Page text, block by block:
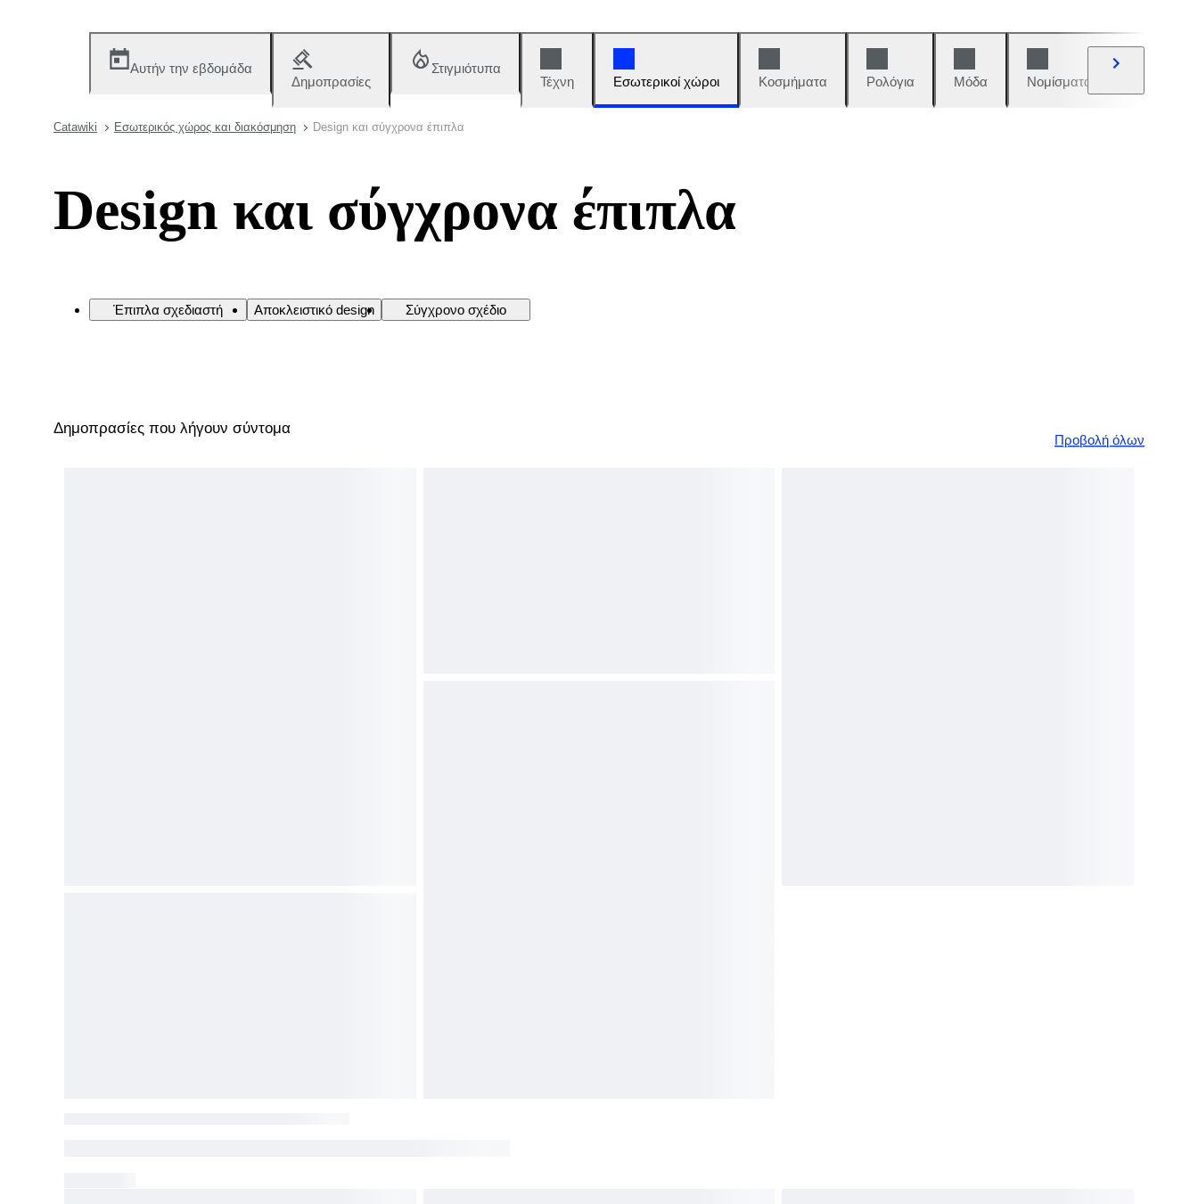
Αυτήν την εβδομάδα
Δημοπρασίες
Στιγμιότυπα
Τέχνη
Εσωτερικοί χώροι Κοσμήματα Ρολόγια Μόδα Νομίσματα και
Catawiki Εσωτερικός χώρος και διακόσμηση Design και σύγχρονα έπιπλα
Design και σύγχρονα έπιπλα
Έπιπλα σχεδιαστή Αποκλειστικό design Σύγχρονο σχέδιο
Δημοπρασίες που λήγουν σύντομα
Προβολή όλων